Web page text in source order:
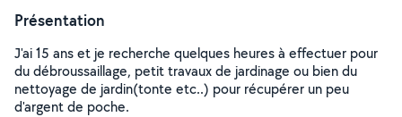
Présentation
J'ai 15 ans et je recherche quelques heures à effectuer pour
du débroussaillage, petit travaux de jardinage ou bien du
nettoyage de jardin(tonte etc..) pour récupérer un peu
d'argent de poche.